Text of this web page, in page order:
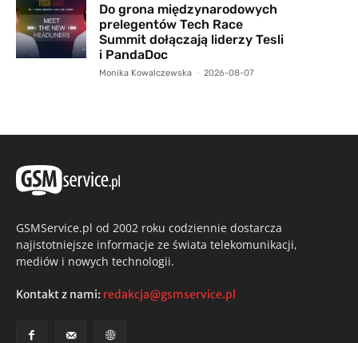
Do grona międzynarodowych
prelegentów Tech Race
Summit dołączają liderzy Tesli
i PandaDoc
Monika Kowalczewska - 2026-08-07
GSMService.pl od 2002 roku codziennie dostarcza
najistotniejsze informacje ze świata telekomunikacji,
mediów i nowych technologii.
Kontakt z nami: redakcja@gsmservice.pl